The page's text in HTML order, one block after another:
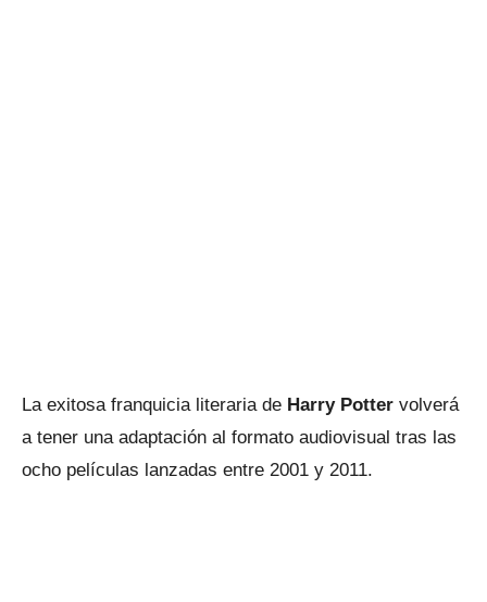
La exitosa franquicia literaria de Harry Potter volverá
a tener una adaptación al formato audiovisual tras las
ocho películas lanzadas entre 2001 y 2011.